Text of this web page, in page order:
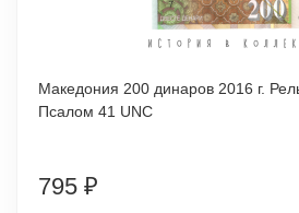
Македония 200 динаров 2016 г.
Псалом 41 UNC
795 ₽